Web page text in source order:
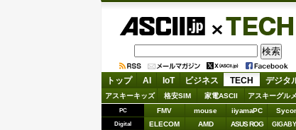
TECH
トップ AI IoT ビジネス TECH デジタ
アスキーキッズ 格安SIM 家電ASCII アスキーグルメ
PC FMV mouse iiyamaPC
Digital ELECOM AMD ASUS ROG